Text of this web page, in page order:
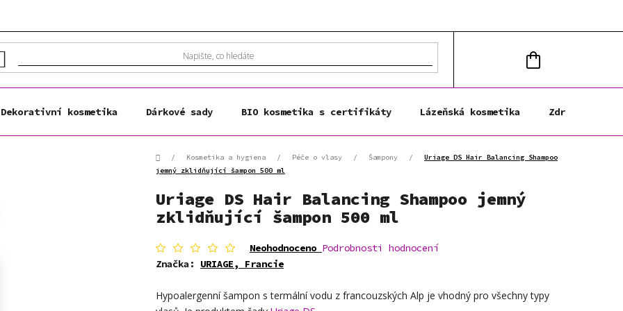
KOŠÍK
Dekorativní kosmetika Dárkové sady BIO kosmetika s certifikáty Lázeňská kosmetika Zdravá výživa
Domů/ Kosmetika a hygiena / Péče o vlasy / Šampony /
Uriage DS Hair Balancing Shampoo
jemný zklidňující šampon 500 ml
Uriage DS Hair Balancing Shampoo jemný
zklidňující šampon 500 ml
Průměrné
hodnocení
produktu
0,0
z
Neohodnoceno Podrobnosti hodnocení
Značka: URIAGE, Francie
Hypoalergenní šampon s termální vodu z francouzských Alp je vhodný pro všechny typy